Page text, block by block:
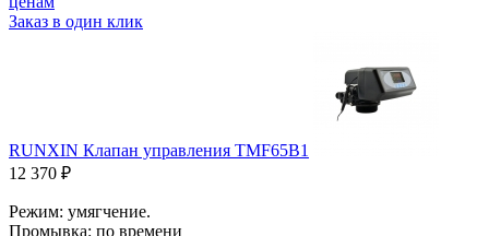
Заказ в один клик
RUNXIN Клапан управления TMF65B1
12 370 ₽
Режим: умягчение.
Промывка: по времени